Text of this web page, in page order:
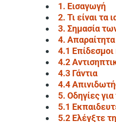
1. Εισαγωγή
2. Τι είναι τα
3. Σημασία
4. Απαραίτητα
4.1 Επίδεσμοι
4.2
4.3 Γάντια
4.4
5. Οδηγίες
5.1
5.2 Ελέγξτε